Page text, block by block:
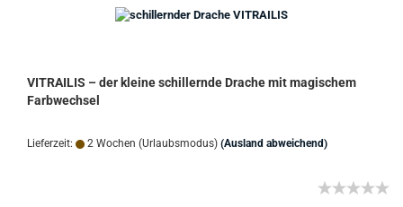
VITRAILIS – der kleine schillernde Drache mit magischem
Farbwechsel
Lieferzeit: 2 Wochen (Urlaubsmodus) (Ausland abweichend)